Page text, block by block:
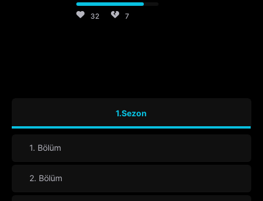
32 7
1.Sezon
1. Bölüm
2. Bölüm